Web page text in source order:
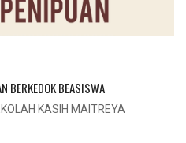
BERKEDOK BEASISWA
KASIH MAITREYA